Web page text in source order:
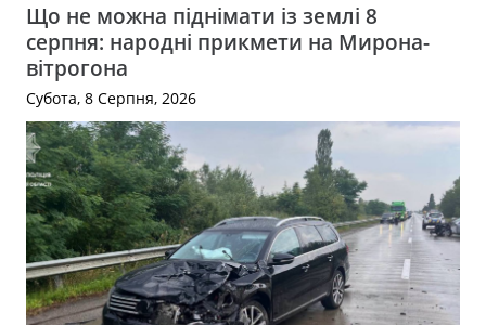
Що не можна піднімати із землі 8
серпня: народні прикмети на Мирона-
вітрогона
Субота, 8 Серпня, 2026